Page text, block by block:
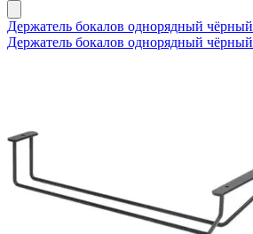
Держатель бокалов однорядный чёрный
Держатель бокалов однорядный чёрный